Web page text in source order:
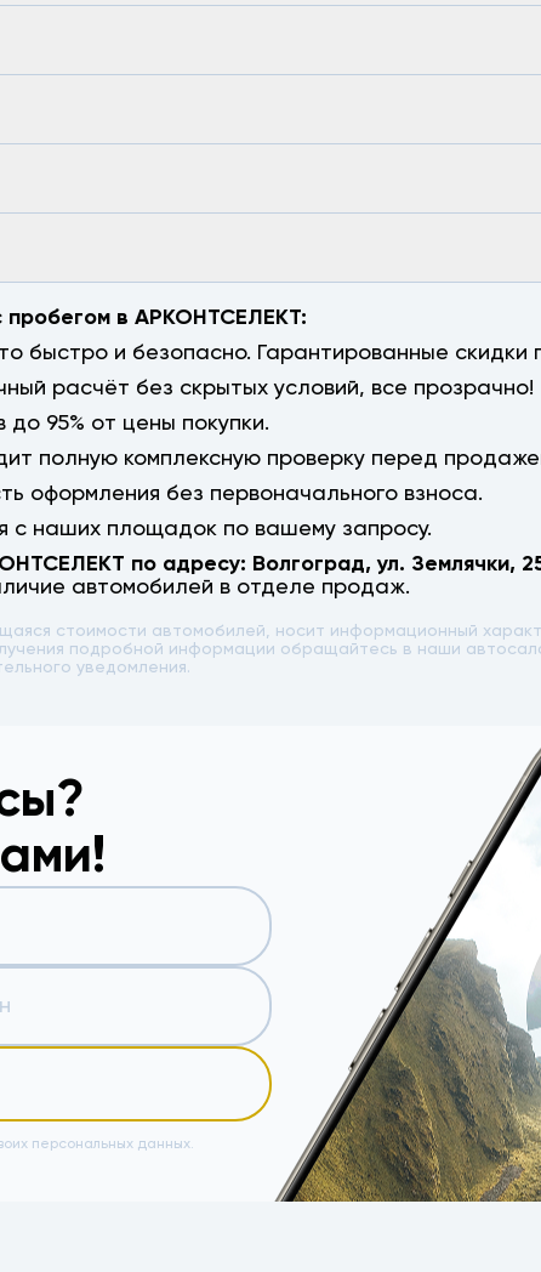
пробегом в АРКОНТСЕЛЕКТ:
быстро и безопасно. Гарантированные скидки
расчёт без скрытых условий, все прозрачно!
95% от цены покупки.
полную комплексную проверку перед
оформления без первоначального взноса.
с наших площадок по вашему запросу.
по адресу: Волгоград,ул. Землячки,
автомобилей в отделе продаж.
стоимости автомобилей, носит информационный
подробной информации обращайтесь в наши
уведомления.
персональных данных.